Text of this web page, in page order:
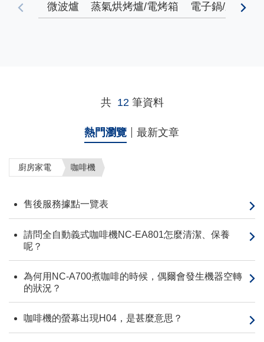
微波爐 蒸氣烘烤爐/電烤箱 電子鍋/壓力鍋
共 12 筆資料
熱門瀏覽 最新文章
廚房家電 咖啡機
售後服務據點一覽表
請問全自動義式咖啡機NC-EA801怎麼清潔、保養
呢？
為何用NC-A700煮咖啡的時候，偶爾會發生機器空轉
的狀況？
咖啡機的螢幕出現H04，是甚麼意思？